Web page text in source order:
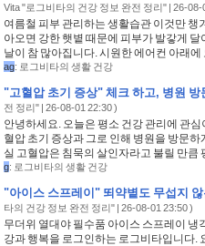
Vita "로그비타의 건강 정보 완전 정리"| 26-08-
여름철 피부 관리하는 생활습관 이것만 챙
아오면 강한 햇볕 때문에 피부가 발갛게
날이 참 많아집니다. 시원한 에어컨 아래
ag: 로그비타의 생활 건강
"고혈압 초기 증상" 체크 하고, 병원 방
전 정리"| 26-08-01 22:30 )
안녕하세요. 오늘은 평소 건강 관리에 관
혈압 초기 증상과 그로 인해 병원을 방문
실 고혈압은 침묵의 살인자라고 불릴 만큼
g: 로그비타의 생활 건강
"아이스 스프레이" 뙤약볕도 무섭지 않
타의 건강 정보 완전 정리"| 26-08-01 23:50 )
무더위 열대야 필수품 아이스 스프레이 냉
강과 행복을 로그인하는 로그비타입니다.